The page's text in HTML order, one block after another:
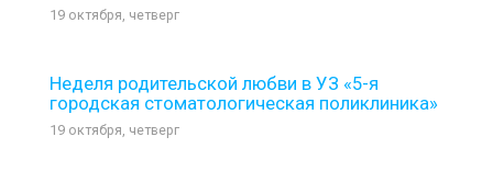
19 октября, четверг
Неделя родительской любви в УЗ «5-я
городская стоматологическая поликлиника»
19 октября, четверг